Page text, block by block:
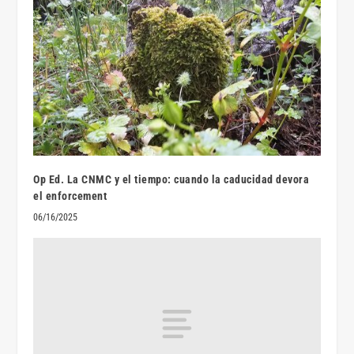
Op Ed. La CNMC y el tiempo: cuando la caducidad devora
el enforcement
06/16/2025